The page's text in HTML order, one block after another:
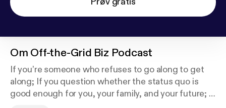
Om Off-the-Grid Biz Podcast
If you’re someone who refuses to go along to get
along; If you question whether the status quo is
good enough for you, your family, and your future; If